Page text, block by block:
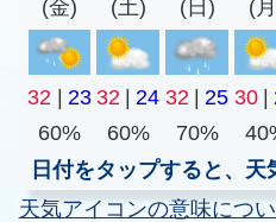
(金)
(土)
(日)
(
32 23 32 24 32 25 30
60%
60% 70%
日付をタップすると、
天気アイコンの意味につ